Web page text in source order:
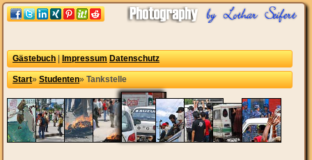
Gästebuch Impressum Datenschutz
Start» Studenten» Tankstelle